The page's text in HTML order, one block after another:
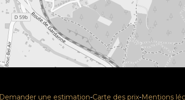
Demander une estimation-Carte des prix-Mentions